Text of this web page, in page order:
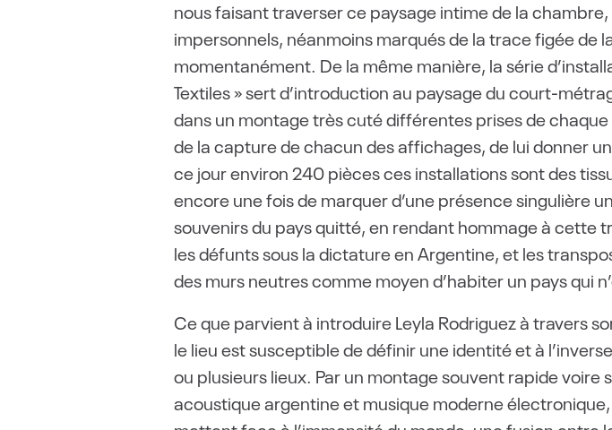
nous faisant traverser ce paysage intime de la
impersonnels, néanmoins marqués de la trace figée de
momentanément. De la même manière, la série
Textiles » sert d’introduction au paysage du court-
dans un montage très cuté différentes prises de
de la capture de chacun des affichages, de lui donner
ce jour environ 240 pièces ces installations sont des
encore une fois de marquer d’une présence singulière
souvenirs du pays quitté, en rendant hommage à cette
les défunts sous la dictature en Argentine, et les
des murs neutres comme moyen d’habiter un pays qui
Ce que parvient à introduire Leyla Rodriguez à travers
le lieu est susceptible de définir une identité et à
ou plusieurs lieux. Par un montage souvent rapide
acoustique argentine et musique moderne